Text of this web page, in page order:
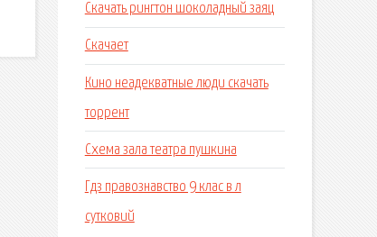
Скачать рингтон шоколадный заяц
Скачает
Кино неадекватные люди скачать
торрент
Схема зала театра пушкина
Гдз правознавство 9 клас в л
сутковий